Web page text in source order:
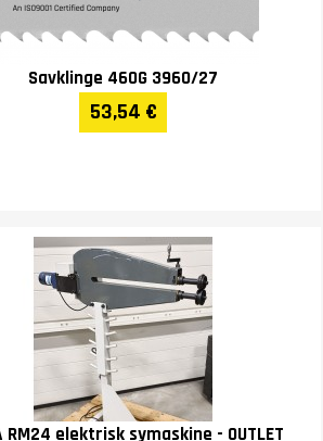
Savklinge 460G 3960/27
53,54 €
RM24 elektrisk symaskine - OUTLET